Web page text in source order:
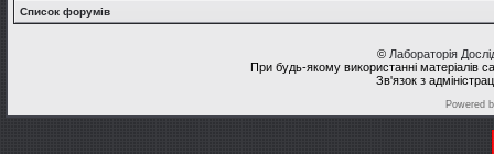
Список форумів
© Лабораторія
При будь-якому використанні матеріалів
Зв'язок з
Powered